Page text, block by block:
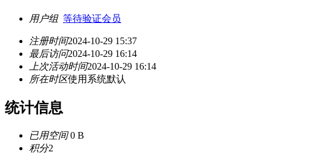
用户组 等待验证会员
注册时间2024-10-29 15:37
最后访问2024-10-29 16:14
上次活动时间2024-10-29 16:14
所在时区使用系统默认
统计信息
已用空间0 B
积分2